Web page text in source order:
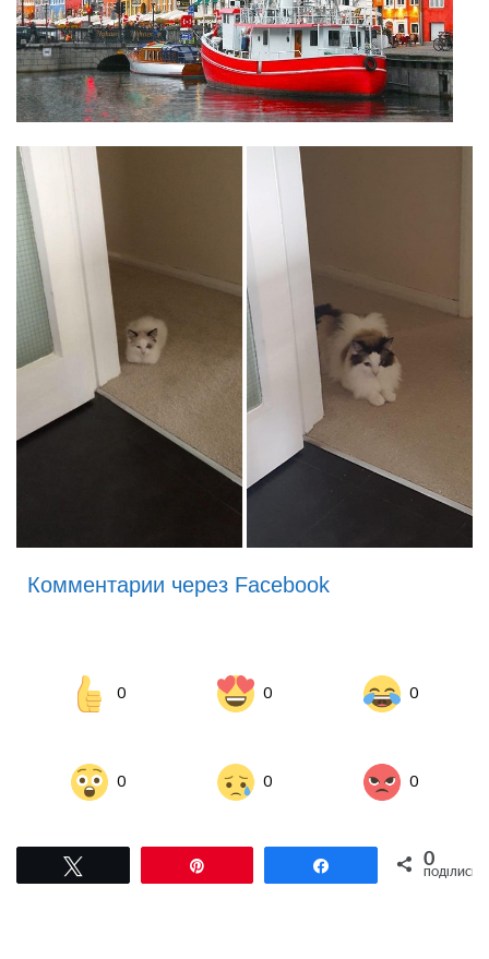
Комментарии через Facebook
0 0 0
0 0 0
Поділитися0
ПОДІЛИСЬ